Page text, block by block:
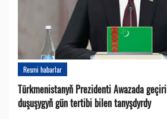
Resmi habarlar
Türkmenistanyň Prezidenti Awazada
duşuşygyň gün tertibi bilen tanyşdyrdy